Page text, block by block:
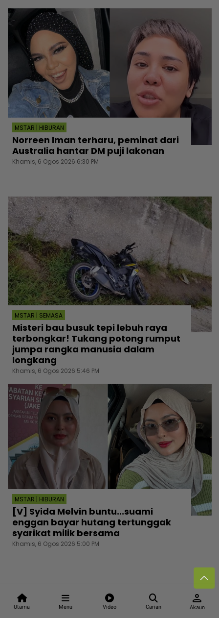
Utama Menu Video Carian
person
Akaun
MSTAR | HIBURAN
Norreen Iman terharu, peminat dari
Australia hantar DM puji lakonan
Khamis, 6 Ogos 2026 6:30 PM
MSTAR | SEMASA
Misteri bau busuk tepi lebuh raya
terbongkar! Tukang potong rumput
jumpa rangka manusia dalam
longkang
Khamis, 6 Ogos 2026 5:46 PM
MSTAR | HIBURAN
[V] Syida Melvin buntu...suami
enggan bayar hutang tertunggak
syarikat milik bersama
Khamis, 6 Ogos 2026 5:00 PM